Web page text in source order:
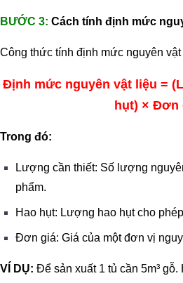
BƯỚC 3: Cách tính định mức
Công thức tính định mức nguyên vật
Định mức nguyên vật liệu =
hụt) × Đơn
Trong đó:
Lượng cần thiết: Số lượng
phẩm.
Hao hụt: Lượng hao hụt cho
Đơn giá: Giá của một đơn vị
VÍ DỤ: Để sản xuất 1 tủ cần 5m³